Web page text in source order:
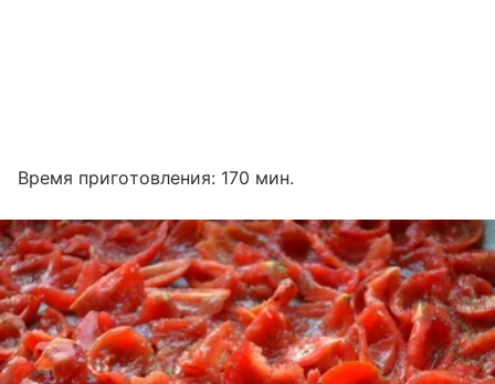
Время приготовления: 170 мин.